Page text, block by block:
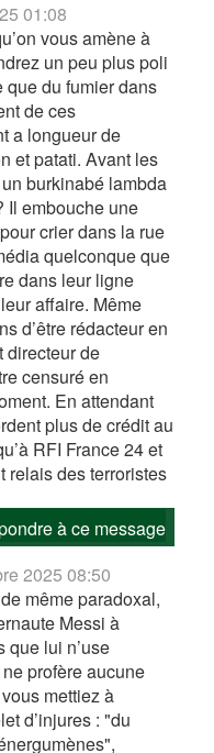
01:08
vous amène à
un peu plus poli
que du fumier dans
de ces
a longueur de
et patati. Avant les
burkinabé lambda
Il embouche une
crier dans la rue
quelconque que
dans leur ligne
affaire. Même
d’être rédacteur en
directeur de
censuré en
En attendant
plus de crédit au
RFI France 24 et
relais des terroristes
à ce message
2025 08:50
même paradoxal,
Messi à
que lui n’use
profère aucune
mettiez à
d’injures : "du